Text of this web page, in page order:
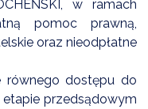
w ramach
pomoc prawną,
oraz nieodpłatne
równego dostępu do
przedsądowym